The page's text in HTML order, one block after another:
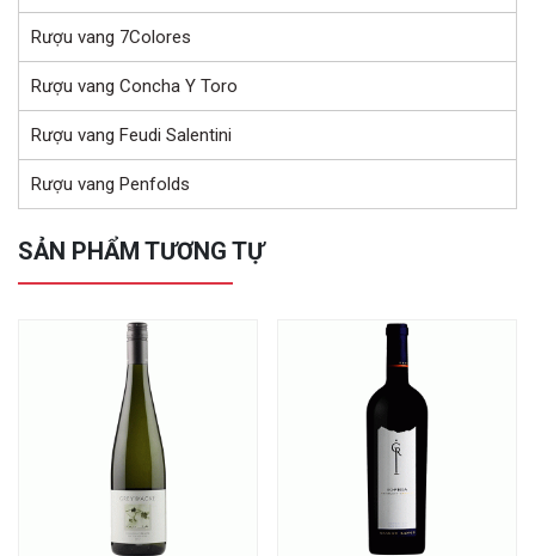
Rượu vang 7Colores
Rượu vang Concha Y Toro
Rượu vang Feudi Salentini
Rượu vang Penfolds
SẢN PHẨM TƯƠNG TỰ